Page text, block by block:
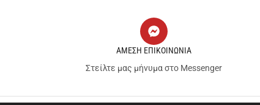
ΑΜΕΣΗ ΕΠΙΚΟΙΝΩΝΙΑ
Στείλτε μας μήνυμα στο Messenger